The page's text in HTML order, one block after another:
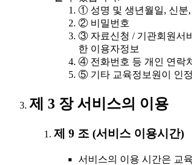
① 성명 및 생년월일, 신분,
② 비밀번호
③ 자료신청 / 기관회원서
한 이용자정보
④ 전화번호 등 개인 연락
⑤ 기타 교육정보원이 인
제 3 장 서비스의 이용
제 9 조 (서비스 이용시간)
서비스의 이용 시간은 교